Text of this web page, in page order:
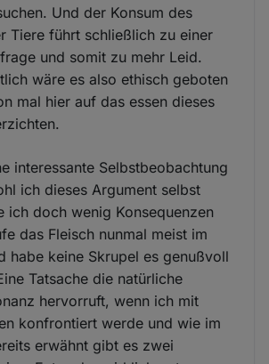
Und der Konsum des
Tiere führt schließlich zu einer
und somit zu mehr Leid.
wäre es also ethisch geboten
mal hier auf das essen dieses
interessante Selbstbeobachtung
ich dieses Argument selbst
ich doch wenig Konsequenzen
das Fleisch nunmal meist im
habe keine Skrupel es genußvoll
Tatsache die natürliche
hervorruft, wenn ich mit
konfrontiert werde und wie im
erwähnt gibt es zwei